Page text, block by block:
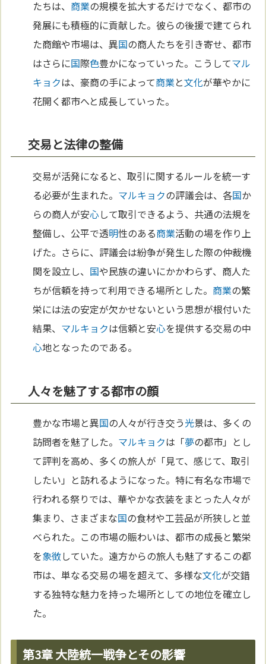
たちは、 商業の規模を拡大するだけでなく、都市の
発展にも積極的に貢献した。彼らの後援で建てられ
た商館や市場は、異国の商人たちを引き寄せ、都市
はさらに国際色豊かになっていった。こうしてマル
キョクは、豪商の手によって商業と文化が華やかに
花開く都市へと成長していった。
交易と法律の整備
交易が活発になると、取引に関するルールを統一す
る必要が生まれた。 マルキョクの評議会は、各国か
らの商人が安心して取引できるよう、共通の法規を
整備し、公平で透明性のある商業活動の場を作り上
げた。さらに、評議会は紛争が発生した際の仲裁機
関を設立し、 国や民族の違いにかかわらず、商人た
ちが信頼を持って利用できる場所とした。 商業の繁
栄には法の安定が欠かせないという思想が根付いた
結果、 マルキョクは信頼と安心を提供する交易の中
心地となったのである。
人々を魅了する都市の顔
豊かな市場と異国の人々が行き交う光景は、多くの
訪問者を魅了した。 マルキョクは「夢の都市」とし
て評判を高め、多くの旅人が「見て、感じて、取引
したい」と訪れるようになった。特に有名な市場で
行われる祭りでは、華やかな衣装をまとった人々が
集まり、さまざまな国の食材や工芸品が所狭しと並
べられた。この市場の賑わいは、都市の成長と繁栄
を象徴していた。遠方からの旅人も魅了するこの都
市は、単なる交易の場を超えて、多様な文化が交錯
する独特な魅力を持った場所としての地位を確立し
た。
第3章 大陸統一戦争とその影響